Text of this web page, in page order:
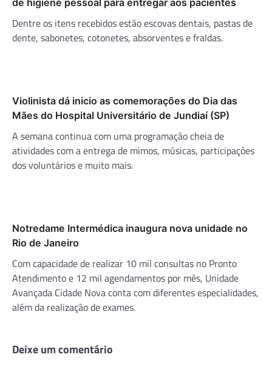
Dentre os itens recebidos estão escovas dentais, pastas de
dente, sabonetes, cotonetes, absorventes e fraldas.
Violinista dá inicio as comemorações do Dia das
Mães do Hospital Universitário de Jundiaí (SP)
A semana continua com uma programação cheia de
atividades com a entrega de mimos, músicas, participações
dos voluntários e muito mais.
Notredame Intermédica inaugura nova unidade no
Rio de Janeiro
Com capacidade de realizar 10 mil consultas no Pronto
Atendimento e 12 mil agendamentos por mês, Unidade
Avançada Cidade Nova conta com diferentes especialidades,
além da realização de exames.
Deixe um comentário